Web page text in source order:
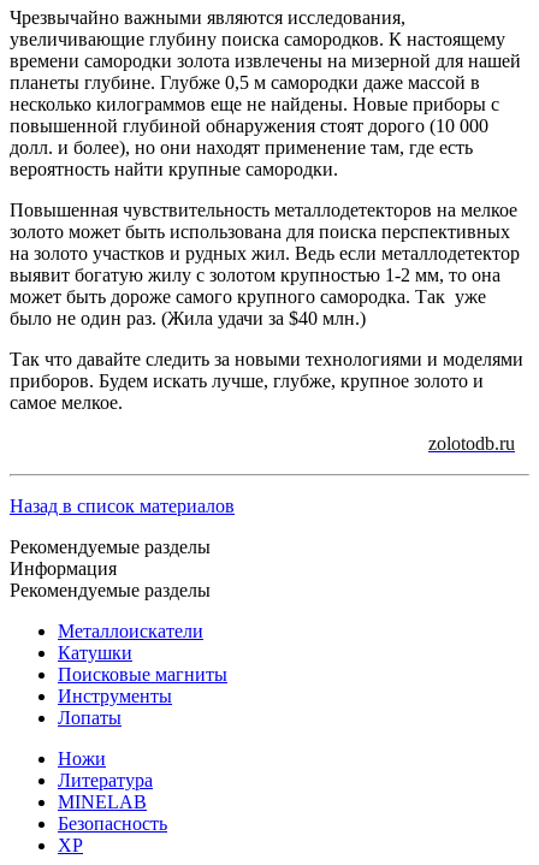
Чрезвычайно важными являются исследования,
увеличивающие глубину поиска самородков. К настоящему
времени самородки золота извлечены на мизерной для нашей
планеты глубине. Глубже 0,5 м самородки даже массой в
несколько килограммов еще не найдены. Новые приборы с
повышенной глубиной обнаружения стоят дорого (10 000
долл. и более), но они находят применение там, где есть
вероятность найти крупные самородки.
Повышенная чувствительность металлодетекторов на мелкое
золото может быть использована для поиска перспективных
на золото участков и рудных жил. Ведь если металлодетектор
выявит богатую жилу с золотом крупностью 1-2 мм, то она
может быть дороже самого крупного самородка. Так уже
было не один раз. (Жила удачи за $40 млн.)
Так что давайте следить за новыми технологиями и моделями
приборов. Будем искать лучше, глубже, крупное золото и
самое мелкое.
zolotodb.ru
Назад в список материалов
Рекомендуемые разделы
Информация
Рекомендуемые разделы
Металлоискатели
Катушки
Поисковые магниты
Инструменты
Лопаты
Ножи
Литература
MINELAB
Безопасность
XP